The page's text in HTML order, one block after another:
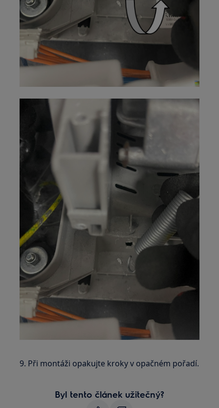
9. Při montáži opakujte kroky v opačném pořadí.
Byl tento článek užitečný?